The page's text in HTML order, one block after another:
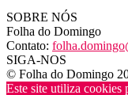
SOBRE NÓS
Folha do Domingo
Contato:
SIGA-NOS
© Folha do Domingo
Este site utiliza cookies